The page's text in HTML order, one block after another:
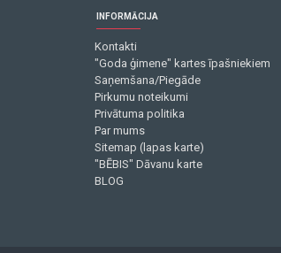
INFORMĀCIJA
Kontakti
"Goda ģimene" kartes īpašniekiem
Saņemšana/Piegāde
Pirkumu noteikumi
Privātuma politika
Par mums
Sitemap (lapas karte)
"BĒBIS" Dāvanu karte
BLOG